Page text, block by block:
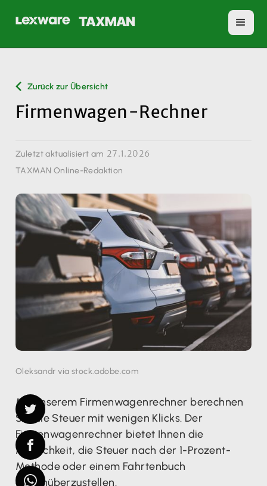
Zurück zur Übersicht
Firmenwagen-Rechner
TAXMAN Online-Redaktion
Zuletzt aktualisiert am 27.1.2026
Oleksandr via stock.adobe.com
Mit unserem Firmenwagenrechner berechnen
Sie die Steuer mit wenigen Klicks. Der
Firmenwagenrechner bietet Ihnen die
Möglichkeit, die Steuer nach der 1-Prozent-
Methode oder einem Fahrtenbuch
gegenüberzustellen.